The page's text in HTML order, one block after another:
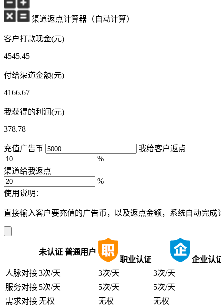
渠道返点计算器（自动计算）
客户打款现金(元)
4545.45
付给渠道金额(元)
4166.67
我获得的利润(元)
378.78
充值广告币
我给客户返点
%
渠道给我返点
%
使用说明：
直接输入客户要充值的广告币，以及返点金额，系统自动完
未认证 普通用户
职业认证
企业认
人脉对接 3次/天 3次/天
3次/天
服务对接 5次/天 5次/天
5次/天
需求对接 无权 无权
无权